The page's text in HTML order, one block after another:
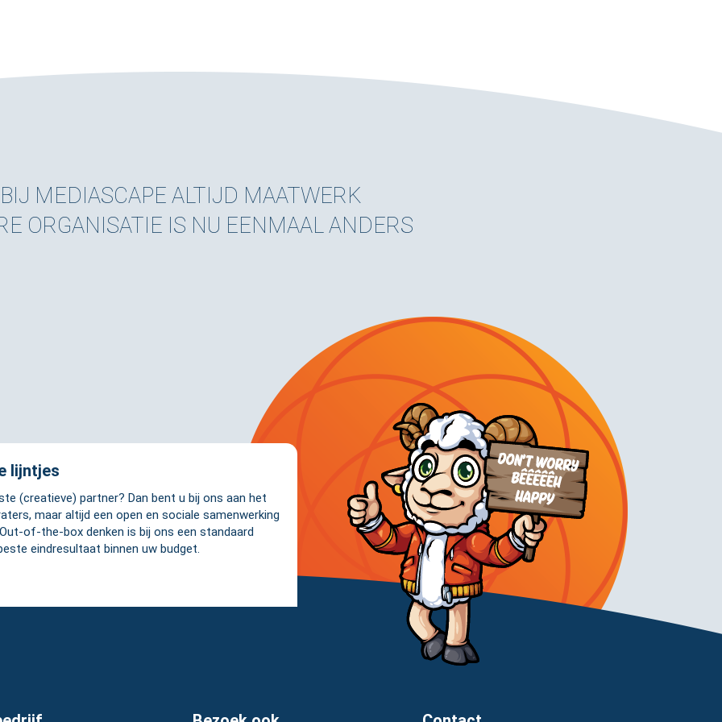
BIJ MEDIASCAPE ALTIJD MAATWERK
ORGANISATIE IS NU EENMAAL ANDERS
lijntjes
(creatieve) partner? Dan bent u bij ons aan het
maar altijd een open en sociale samenwerking
of-the-box denken is bij ons een standaard
eindresultaat binnen uw budget.